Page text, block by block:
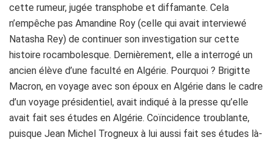
cette rumeur, jugée transphobe et diffamante. Cela
n’empêche pas Amandine Roy (celle qui avait interviewé
Natasha Rey) de continuer son investigation sur cette
histoire rocambolesque. Dernièrement, elle a interrogé un
ancien élève d’une faculté en Algérie. Pourquoi ? Brigitte
Macron, en voyage avec son époux en Algérie dans le cadre
d’un voyage présidentiel, avait indiqué à la presse qu’elle
avait fait ses études en Algérie. Coïncidence troublante,
puisque Jean Michel Trogneux à lui aussi fait ses études là-